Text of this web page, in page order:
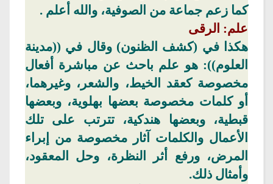
كما زعم جماعة من الصوفية، والله أعلم .
علم: الرقى
هكذا في (كشف الظنون) وقال في ((مدينة
العلوم)): هو علم باحث عن مباشرة أفعال
مخصوصة كعقد الخيط، والشعر، وغيرهما،
أو كلمات مخصوصة بعضها بهلوية، وبعضها
قبطية، وبعضها هندكية، تترتب على تلك
الأعمال والكلمات آثار مخصوصة من إبراء
المرض، ورفع أثر النظرة، وحل المعقود،
وأمثال ذلك.